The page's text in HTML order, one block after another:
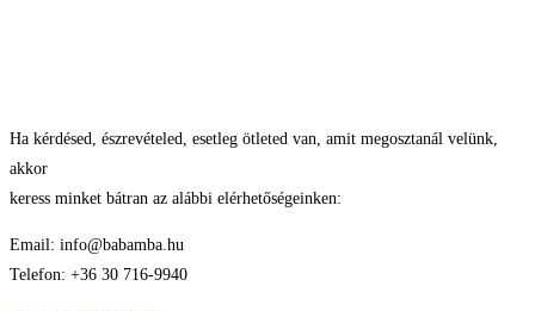
Ha kérdésed, észrevételed, esetleg ötleted van, amit megosztanál velünk,
akkor
keress minket bátran az alábbi elérhetőségeinken:
Email: info@babamba.hu
Telefon: +36 30 716-9940